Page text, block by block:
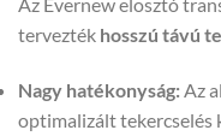
tervezték hosszú távú
Nagy hatékonyság: Az
optimalizált tekercselés